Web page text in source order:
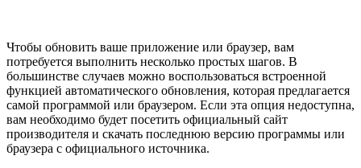
Чтобы обновить ваше приложение или браузер, вам
потребуется выполнить несколько простых шагов. В
большинстве случаев можно воспользоваться встроенной
функцией автоматического обновления, которая предлагается
самой программой или браузером. Если эта опция недоступна,
вам необходимо будет посетить официальный сайт
производителя и скачать последнюю версию программы или
браузера с официального источника.